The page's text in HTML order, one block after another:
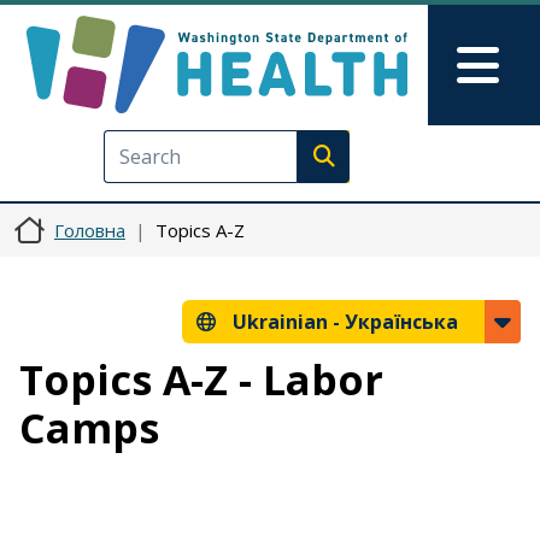
Execute search
Головна Topics A-Z
Ukrainian - Українська
Topics A-Z - Labor
Camps